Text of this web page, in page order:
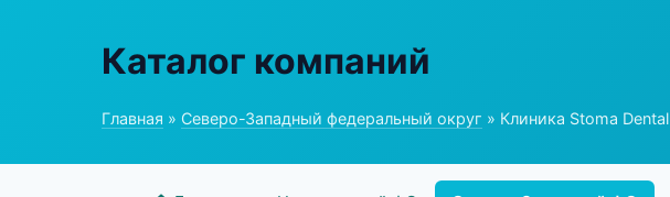
Каталог компаний
Главная » Северо-Западный федеральный округ » Клиника Stoma Dental